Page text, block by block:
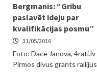
Bergmanis: “Gribu
paslavēt ideju par
kvalifikācijas posmu”
31/05/2016
Foto: Dace Janova, 4rati.lv
Pirmos divus grants rallijus